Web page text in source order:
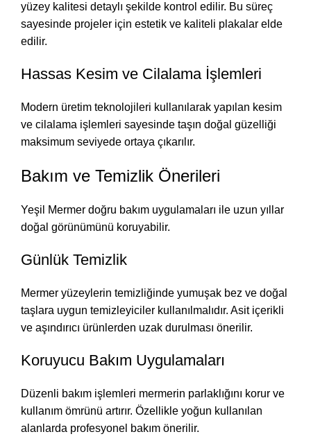
yüzey kalitesi detaylı şekilde kontrol edilir. Bu süreç
sayesinde projeler için estetik ve kaliteli plakalar elde
edilir.
Hassas Kesim ve Cilalama İşlemleri
Modern üretim teknolojileri kullanılarak yapılan kesim
ve cilalama işlemleri sayesinde taşın doğal güzelliği
maksimum seviyede ortaya çıkarılır.
Bakım ve Temizlik Önerileri
Yeşil Mermer doğru bakım uygulamaları ile uzun yıllar
doğal görünümünü koruyabilir.
Günlük Temizlik
Mermer yüzeylerin temizliğinde yumuşak bez ve doğal
taşlara uygun temizleyiciler kullanılmalıdır. Asit içerikli
ve aşındırıcı ürünlerden uzak durulması önerilir.
Koruyucu Bakım Uygulamaları
Düzenli bakım işlemleri mermerin parlaklığını korur ve
kullanım ömrünü artırır. Özellikle yoğun kullanılan
alanlarda profesyonel bakım önerilir.